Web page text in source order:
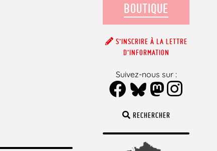
RECHERCHER
BOUTIQUE
S’INSCRIRE À LA LETTRE
D’INFORMATION
Suivez-nous sur :